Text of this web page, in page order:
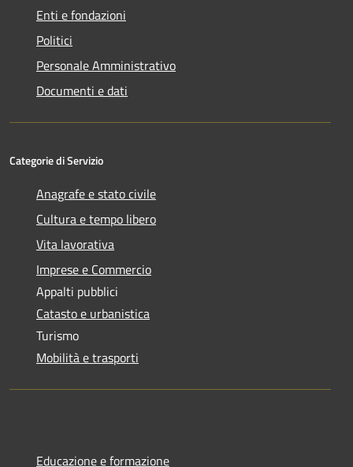
Enti e fondazioni
Politici
Personale Amministrativo
Documenti e dati
Categorie di Servizio
Anagrafe e stato civile
Cultura e tempo libero
Vita lavorativa
Imprese e Commercio
Appalti pubblici
Catasto e urbanistica
Turismo
Mobilità e trasporti
Educazione e formazione